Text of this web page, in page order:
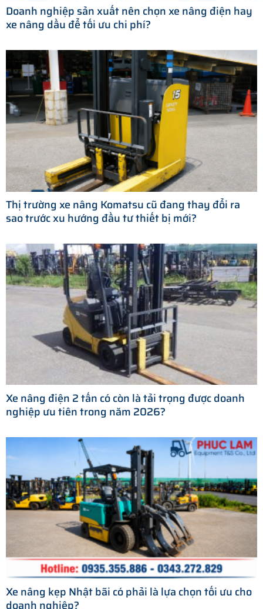
Doanh nghiệp sản xuất nên chọn xe nâng điện hay
xe nâng dầu để tối ưu chi phí?
Thị trường xe nâng Komatsu cũ đang thay đổi ra
sao trước xu hướng đầu tư thiết bị mới?
Xe nâng điện 2 tấn có còn là tải trọng được doanh
nghiệp ưu tiên trong năm 2026?
Xe nâng kẹp Nhật bãi có phải là lựa chọn tối ưu cho
doanh nghiệp?